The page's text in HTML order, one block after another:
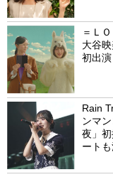
＝Ｌ
大谷
初出演
Rain
ンマ
夜」
ートも